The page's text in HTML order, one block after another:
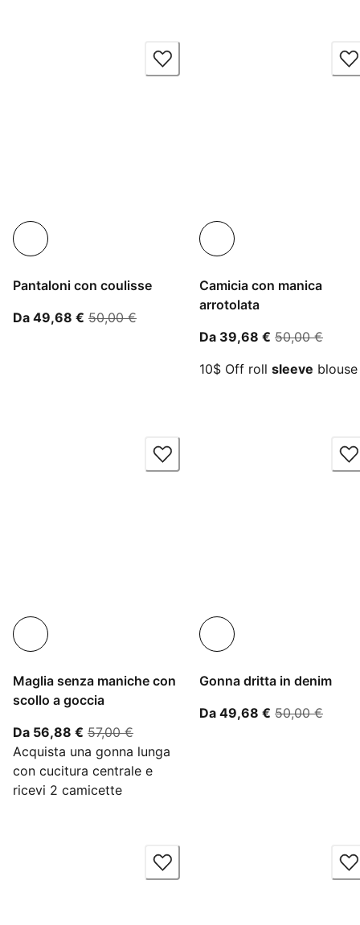
Pantaloni con coulisse
Da 49,68 € A partire dal prezzo attuale 49,68 €
50,00 €prezzo originale 50,00 €
Camicia con manica
arrotolata
Da 39,68 € A partire dal
50,00 €
10$ Off roll sleeve blouse
Maglia senza maniche con
scollo a goccia
Da 56,88 € A partire dal prezzo attuale 56,88 €
57,00 €prezzo originale 57,00 €
Acquista una gonna lunga
con cucitura centrale e
ricevi 2 camicette
Gonna dritta in denim
Da 49,68 € A partire dal
50,00 €